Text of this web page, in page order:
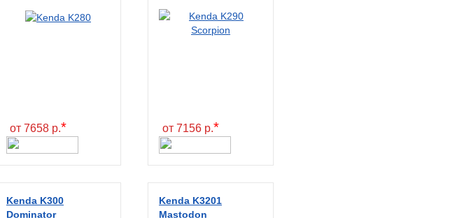
от 7658 р.* от 7156 р.*
Kenda K300
Dominator
Kenda K3201
Mastodon